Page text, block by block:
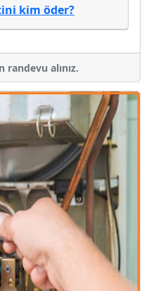
kim öder?
alınız.